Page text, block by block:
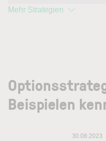
Mehr Strategien
Beispielen
30.08.2023